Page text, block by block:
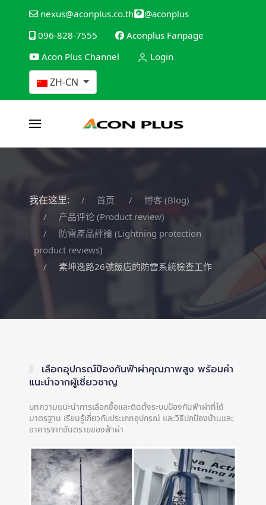
nexus@aconplus.co.th
@aconplus
096-828-7555
Aconplus Fanpage
Acon Plus Channel
Login
选择你的语音
ZH-CN
我在这里: 首页
博客 (Blog)
产品评论 (Product review)
防雷產品評論 (Lightning protection
product reviews)
素坤逸路26號飯店的防雷系統檢查工作
เลือกอุปกรณ์ป้องกันฟ้าผ่าคุณภาพสูง พร้อมคำ
แนะนำจากผู้เชี่ยวชาญ
บทความแนะนำการเลือกซื้อและติดตั้งระบบป้องกันฟ้าผ่าที่ได้
มาตรฐาน เรียนรู้เกี่ยวกับประเภทอุปกรณ์ และวิธีปกป้องบ้านและ
อาคารจากอันตรายของฟ้าผ่า